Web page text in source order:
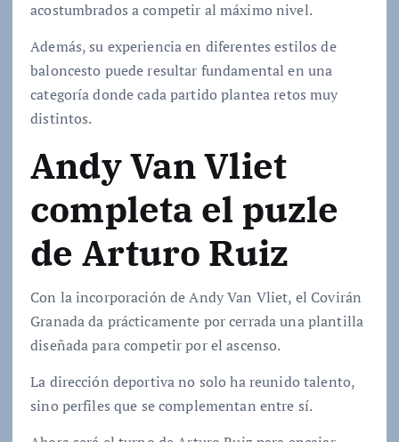
acostumbrados a competir al máximo nivel.
Además, su experiencia en diferentes estilos de
baloncesto puede resultar fundamental en una
categoría donde cada partido plantea retos muy
distintos.
Andy Van Vliet
completa el puzle
de Arturo Ruiz
Con la incorporación de Andy Van Vliet, el Covirán
Granada da prácticamente por cerrada una plantilla
diseñada para competir por el ascenso.
La dirección deportiva no solo ha reunido talento,
sino perfiles que se complementan entre sí.